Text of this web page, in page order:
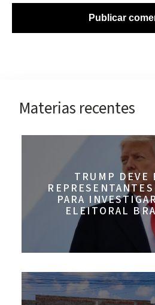
Materias recentes
TRUMP DEVE
PARA
ELEITORAL